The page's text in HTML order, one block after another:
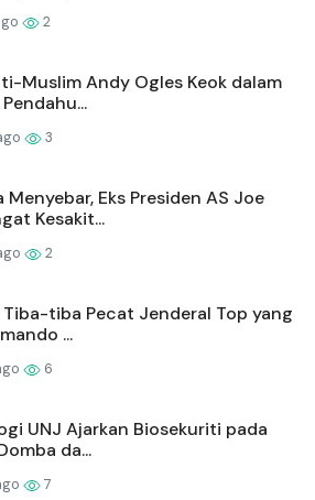
2
Muslim Andy Ogles Keok dalam
3
Menyebar, Eks Presiden AS Joe
Kesakit...
2
tiba Pecat Jenderal Top yang
...
6
UNJ Ajarkan Biosekuriti pada
da...
7